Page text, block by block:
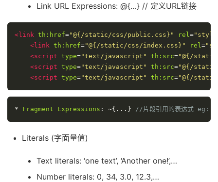
Link URL Expressions: @{…} // 定义URL链接
<link th:href="@{/static/css/public.css}" rel =
<link th:href="@{/static/css/index.css}" rel =
<script type="text/javascript" th:src="@{/
<script type="text/javascript" th:src="@{/
<script type="text/javascript" th:src="@{/
* Fragment Expressions : ~{...} //片段引用的表达式
Literals (字面量值)
Text literals: ‘one text’, ‘Another one!’,…
Number literals: 0, 34, 3.0, 12.3,…